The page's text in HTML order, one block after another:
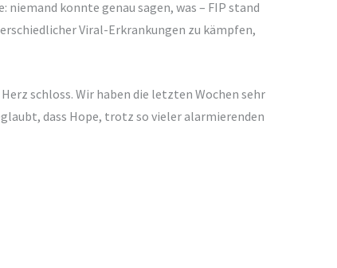
konnte genau sagen, was – FIP stand
Viral-Erkrankungen zu kämpfen,
schloss. Wir haben die letzten Wochen sehr
dass Hope, trotz so vieler alarmierenden